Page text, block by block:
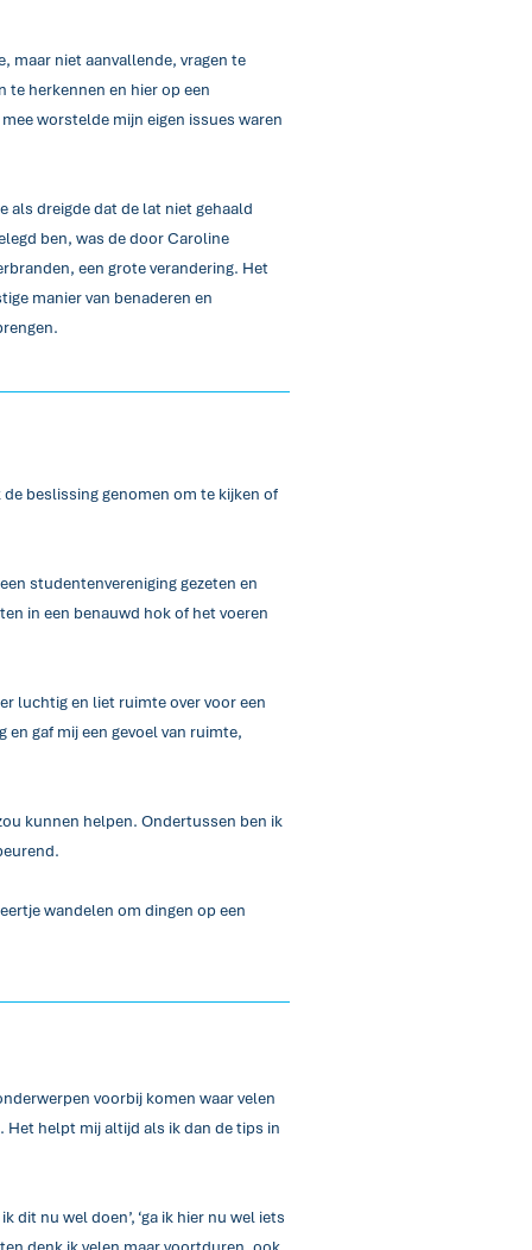
maar niet aanvallende, vragen te
herkennen en hier op een
worstelde mijn eigen issues waren
als dreigde dat de lat niet gehaald
ben, was de door Caroline
een grote verandering. Het
manier van benaderen en
beslissing genomen om te kijken of
studentenvereniging gezeten en
in een benauwd hok of het voeren
luchtig en liet ruimte over voor een
gaf mij een gevoel van ruimte,
kunnen helpen. Ondertussen ben ik
wandelen om dingen op een
voorbij komen waar velen
Het helpt mij altijd als ik dan de tips in
dit nu wel doen’, ‘ga ik hier nu wel iets